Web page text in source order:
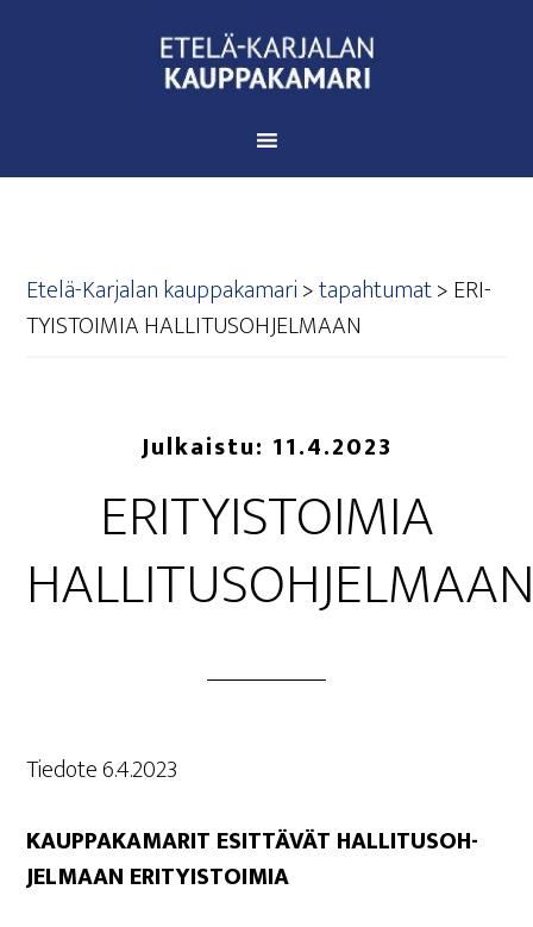
Etelä-Karjalan kauppakamari>tapahtumat>ERI­
TYIS­TOI­MIA HALLITUSOHJELMAAN
Julkaistu: 11.4.2023
ERI­TYIS­TOI­MIA
Tie­do­te 6.4.2023
KAUP­PA­KA­MA­RIT ESIT­TÄ­VÄT HAL­LI­TUS­OH­
JEL­MAAN ERITYISTOIMIA